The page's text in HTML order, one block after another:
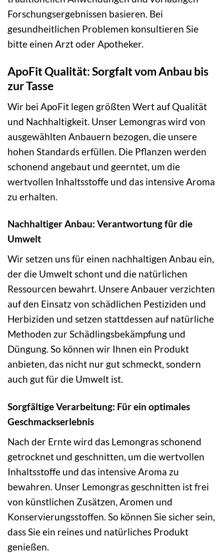
Forschungsergebnissen basieren. Bei
gesundheitlichen Problemen konsultieren Sie
bitte einen Arzt oder Apotheker.
ApoFit Qualität: Sorgfalt vom Anbau bis
zur Tasse
Wir bei ApoFit legen größten Wert auf Qualität
und Nachhaltigkeit. Unser Lemongras wird von
ausgewählten Anbauern bezogen, die unsere
hohen Standards erfüllen. Die Pflanzen werden
schonend angebaut und geerntet, um die
wertvollen Inhaltsstoffe und das intensive Aroma
zu erhalten.
Nachhaltiger Anbau: Verantwortung für die
Umwelt
Wir setzen uns für einen nachhaltigen Anbau ein,
der die Umwelt schont und die natürlichen
Ressourcen bewahrt. Unsere Anbauer verzichten
auf den Einsatz von schädlichen Pestiziden und
Herbiziden und setzen stattdessen auf natürliche
Methoden zur Schädlingsbekämpfung und
Düngung. So können wir Ihnen ein Produkt
anbieten, das nicht nur gut schmeckt, sondern
auch gut für die Umwelt ist.
Sorgfältige Verarbeitung: Für ein optimales
Geschmackserlebnis
Nach der Ernte wird das Lemongras schonend
getrocknet und geschnitten, um die wertvollen
Inhaltsstoffe und das intensive Aroma zu
bewahren. Unser Lemongras geschnitten ist frei
von künstlichen Zusätzen, Aromen und
Konservierungsstoffen. So können Sie sicher sein,
dass Sie ein reines und natürliches Produkt
genießen.